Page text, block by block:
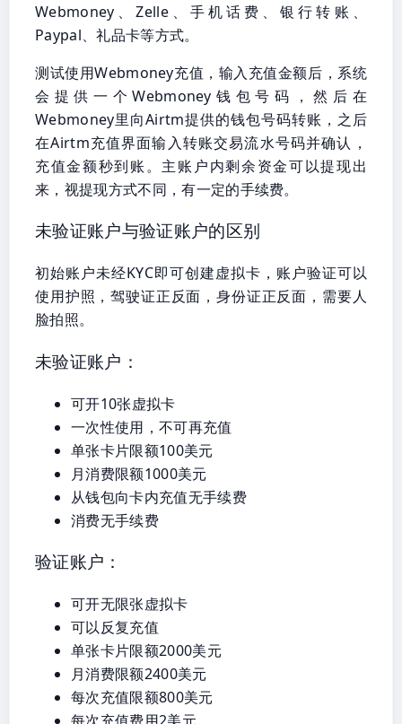
Webmoney、Zelle、手机话费、银行转账、
Paypal、礼品卡等方式。
测试使用Webmoney充值，输入充值金额后，系统
会提供一个Webmoney钱包号码，然后在
Webmoney里向Airtm提供的钱包号码转账，之后
在Airtm充值界面输入转账交易流水号码并确认，
充值金额秒到账。主账户内剩余资金可以提现出
来，视提现方式不同，有一定的手续费。
未验证账户与验证账户的区别
初始账户未经KYC即可创建虚拟卡，账户验证可以
使用护照，驾驶证正反面，身份证正反面，需要人
脸拍照。
未验证账户：
可开10张虚拟卡
一次性使用，不可再充值
单张卡片限额100美元
月消费限额1000美元
从钱包向卡内充值无手续费
消费无手续费
验证账户：
可开无限张虚拟卡
可以反复充值
单张卡片限额2000美元
月消费限额2400美元
每次充值限额800美元